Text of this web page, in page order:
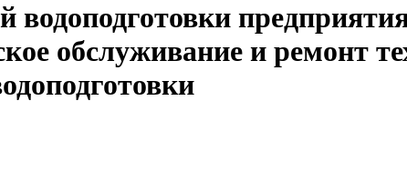
водоподготовки
обслуживание и ремонт